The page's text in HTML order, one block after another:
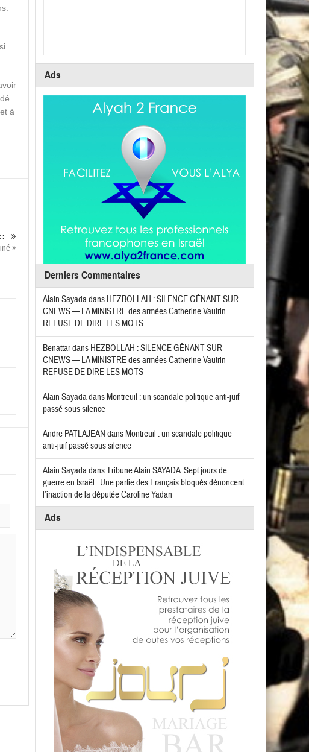
à
:
»
Ads
Derniers Commentaires
Alain Sayadadans HEZBOLLAH : SILENCE GÊNANT SUR
CNEWS — LA MINISTRE des armées Catherine Vautrin
REFUSE DE DIRE LES MOTS
Benattardans HEZBOLLAH : SILENCE GÊNANT SUR
CNEWS — LA MINISTRE des armées Catherine Vautrin
REFUSE DE DIRE LES MOTS
Alain Sayadadans Montreuil : un scandale politique anti-juif
passé sous silence
Andre PATLAJEAN dans Montreuil : un scandale politique
anti-juif passé sous silence
Alain SayadadansTribune Alain SAYADA :Sept jours de
guerre en Israël : Une partie des Français bloqués dénoncent
l’inaction de la députée Caroline Yadan
Ads